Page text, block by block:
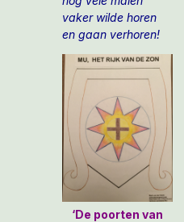
vaker wilde horen
en gaan verhoren!
‘De poorten van